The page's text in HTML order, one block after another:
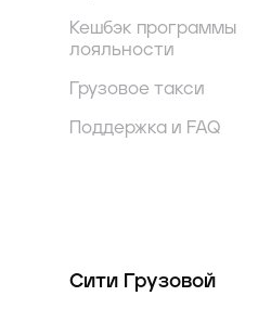
Кешбэк программы
лояльности
Грузовое такси
Поддержка и FAQ
Сити Грузовой